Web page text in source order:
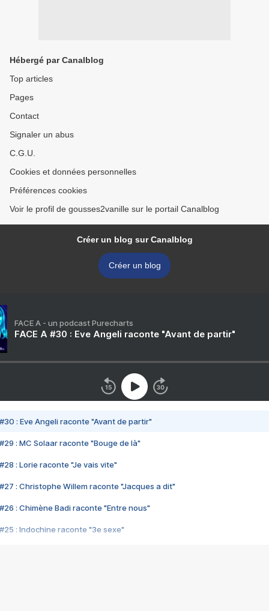
Hébergé par Canalblog
Top articles
Pages
Contact
Signaler un abus
C.G.U.
Cookies et données personnelles
Préférences cookies
Voir le profil de gousses2vanille sur le portail Canalblog
Créer un blog sur Canalblog
Créer un blog
FACE A - un podcast Purecharts
FACE A #30 : Eve Angeli raconte "Avant de partir"
#30 : Eve Angeli raconte "Avant de partir"
#29 : MC Solaar raconte "Bouge de là"
#28 : Lorie raconte "Je vais vite"
#27 : Christophe Willem raconte "Jacques a dit"
#26 : Chimène Badi raconte "Entre nous"
#25 : Indochine raconte "3e sexe"